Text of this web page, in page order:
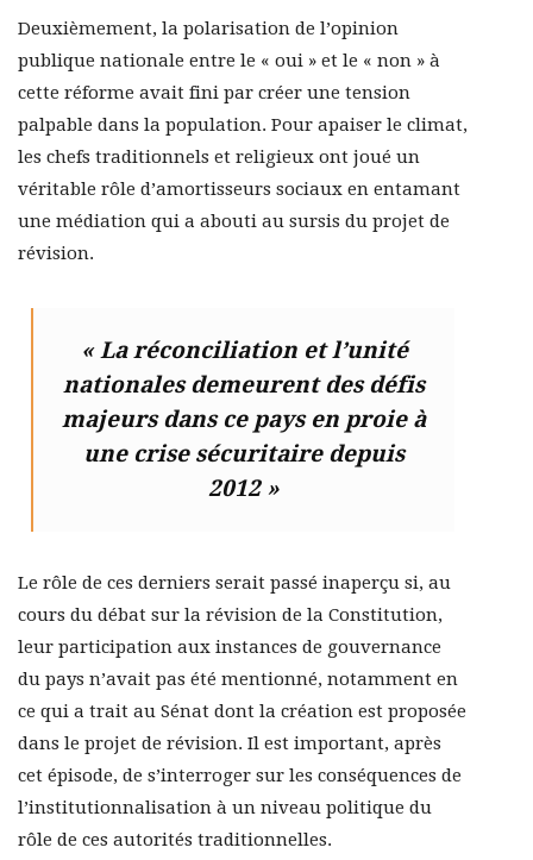
Deuxièmement, la polarisation de l’opinion
publique nationale entre le « oui » et le « non » à
cette réforme avait fini par créer une tension
palpable dans la population. Pour apaiser le climat,
les chefs traditionnels et religieux ont joué un
véritable rôle d’amortisseurs sociaux en entamant
une médiation qui a abouti au sursis du projet de
révision.
« La réconciliation et l’unité
nationales demeurent des défis
majeurs dans ce pays en proie à
une crise sécuritaire depuis
2012 »
Le rôle de ces derniers serait passé inaperçu si, au
cours du débat sur la révision de la Constitution,
leur participation aux instances de gouvernance
du pays n’avait pas été mentionné, notamment en
ce qui a trait au Sénat dont la création est proposée
dans le projet de révision. Il est important, après
cet épisode, de s’interroger sur les conséquences de
l’institutionnalisation à un niveau politique du
rôle de ces autorités traditionnelles.